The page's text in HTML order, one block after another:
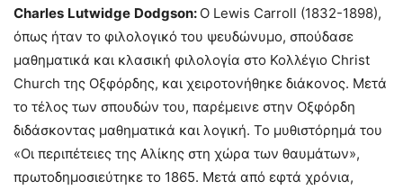
Charles Lutwidge Dodgson: Ο Lewis Carroll (1832-1898),
όπως ήταν το φιλολογικό του ψευδώνυμο, σπούδασε
μαθηματικά και κλασική φιλολογία στο Κολλέγιο Christ
Church της Οξφόρδης, και χειροτονήθηκε διάκονος. Μετά
το τέλος των σπουδών του, παρέμεινε στην Οξφόρδη
διδάσκοντας μαθηματικά και λογική. Το μυθιστόρημά του
«Οι περιπέτειες της Αλίκης στη χώρα των θαυμάτων»,
πρωτοδημοσιεύτηκε το 1865. Μετά από εφτά χρόνια,